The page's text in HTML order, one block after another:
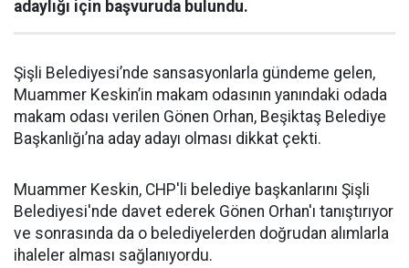
adaylığı için başvuruda bulundu.
Şişli Belediyesi’nde sansasyonlarla gündeme gelen,
Muammer Keskin’in makam odasının yanındaki odada
makam odası verilen Gönen Orhan, Beşiktaş Belediye
Başkanlığı’na aday adayı olması dikkat çekti.
Muammer Keskin, CHP'li belediye başkanlarını Şişli
Belediyesi'nde davet ederek Gönen Orhan'ı tanıştırıyor
ve sonrasında da o belediyelerden doğrudan alımlarla
ihaleler alması sağlanıyordu.